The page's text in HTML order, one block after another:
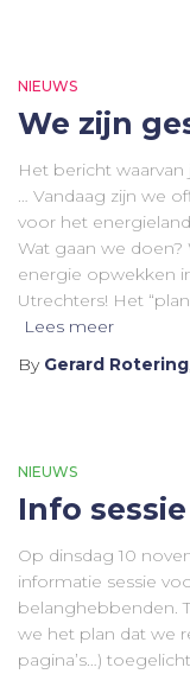
NIEUWS
We zijn
Het bericht
… Vandaag zijn we
voor het
Wat gaan we doen?
energie opwekken
Utrechters! Het
Lees meer
By Gerard Rotering
NIEUWS
Info sessie
Op dinsdag 10
informatie sessie
belanghebbenden.
we het plan dat we
pagina’s…)